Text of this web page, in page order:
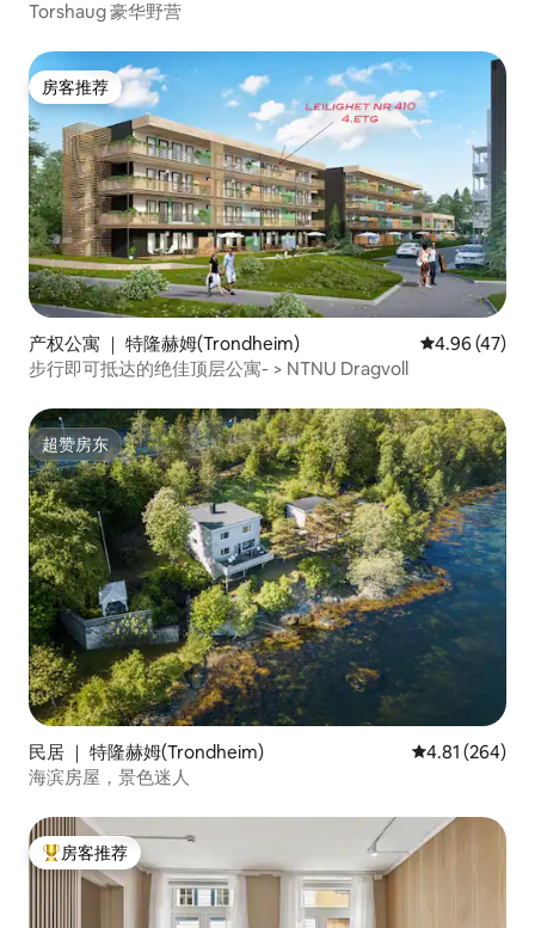
Torshaug 豪华野营
房客推荐
房客推荐
产权公寓 ｜ 特隆赫姆(Trondheim) 平均评分
4.96 (47)
步行即可抵达的绝佳顶层公寓- > NTNU Dragvoll
超赞房东
超赞房东
民居 ｜ 特隆赫姆(Trondheim) 平均评分 4.81
4.81 (264)
海滨房屋，景色迷人
热门「房客推荐」
房客推荐